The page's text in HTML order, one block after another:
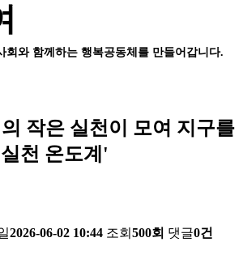
회와 함께하는 행복공동체를 만들어갑니다.
작은 실천이 모여 지구를
천 온도계'
2026-06-02 10:44 조회 500회 댓글0건